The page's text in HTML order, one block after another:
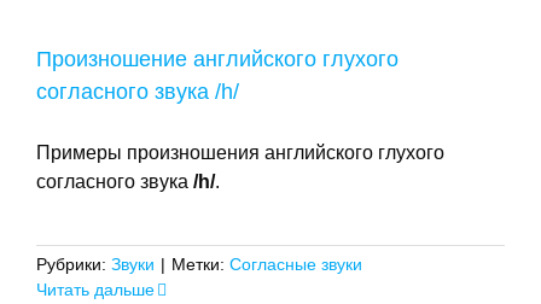
Произношение английского глухого
согласного звука /h/
Примеры произношения английского глухого
согласного звука /h/.
Рубрики: Звуки | Метки: Согласные звуки
Читать дальше